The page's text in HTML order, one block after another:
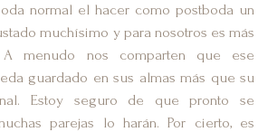
normal el hacer como postboda un
muchísimo y para nosotros es más
A menudo nos comparten que ese
guardado en sus almas más que su
Estoy seguro de que pronto se
parejas lo harán. Por cierto, es